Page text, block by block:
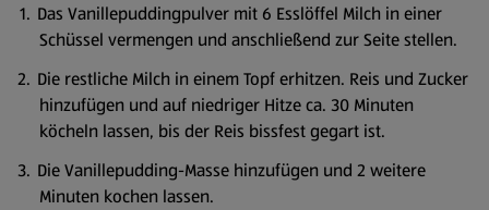
Das Vanillepuddingpulver mit 6 Esslöffel Milch in einer
Schüssel vermengen und anschließend zur Seite stellen.
Die restliche Milch in einem Topf erhitzen. Reis und Zucker
hinzufügen und auf niedriger Hitze ca. 30 Minuten
köcheln lassen, bis der Reis bissfest gegart ist.
Die Vanillepudding-Masse hinzufügen und 2 weitere
Minuten kochen lassen.